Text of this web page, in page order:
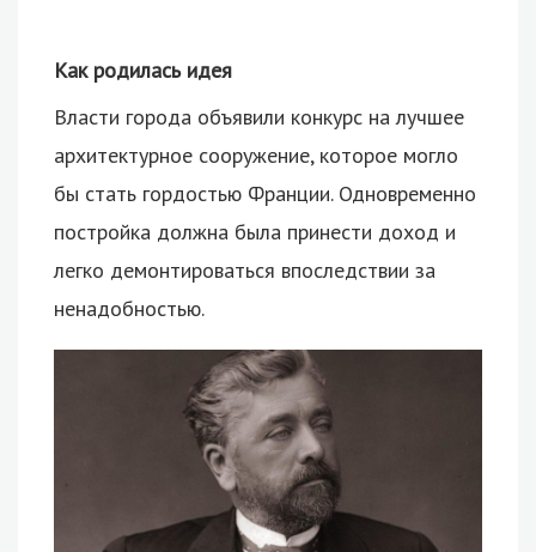
Как родилась идея
Власти города объявили конкурс на лучшее
архитектурное сооружение, которое могло
бы стать гордостью Франции. Одновременно
постройка должна была принести доход и
легко демонтироваться впоследствии за
ненадобностью.